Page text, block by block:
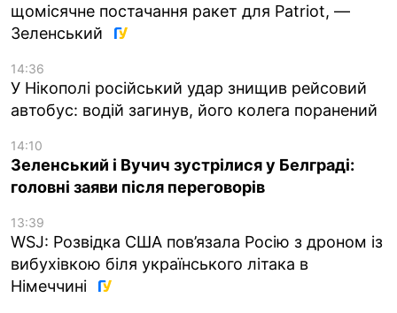
щомісячне постачання ракет для Patriot, —
Зеленський
14:36
У Нікополі російський удар знищив рейсовий
автобус: водій загинув, його колега поранений
14:10
Зеленський і Вучич зустрілися у Белграді:
головні заяви після переговорів
13:39
WSJ: Розвідка США пов’язала Росію з дроном із
вибухівкою біля українського літака в
Німеччині